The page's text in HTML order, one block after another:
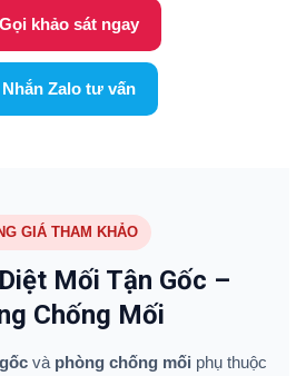
Gọi khảo sát ngay
Nhắn Zalo tư vấn
GIÁ THAM KHẢO
Mối Tận Gốc –
Chống Mối
và phòng chống mối phụ thuộc